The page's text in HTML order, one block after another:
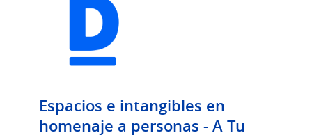
Espacios e intangibles en
homenaje a personas - A Tu